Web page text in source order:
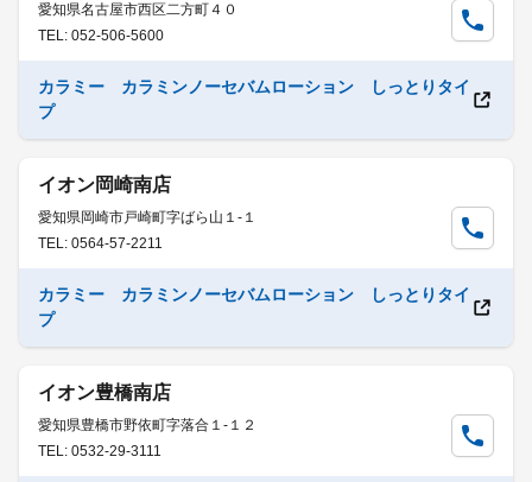
愛知県名古屋市西区二方町４０
TEL: 052-506-5600
カラミー カラミンノーセバムローション しっとりタイ
プ
イオン岡崎南店
愛知県岡崎市戸崎町字ばら山１-１
TEL: 0564-57-2211
カラミー カラミンノーセバムローション しっとりタイ
プ
イオン豊橋南店
愛知県豊橋市野依町字落合１-１２
TEL: 0532-29-3111